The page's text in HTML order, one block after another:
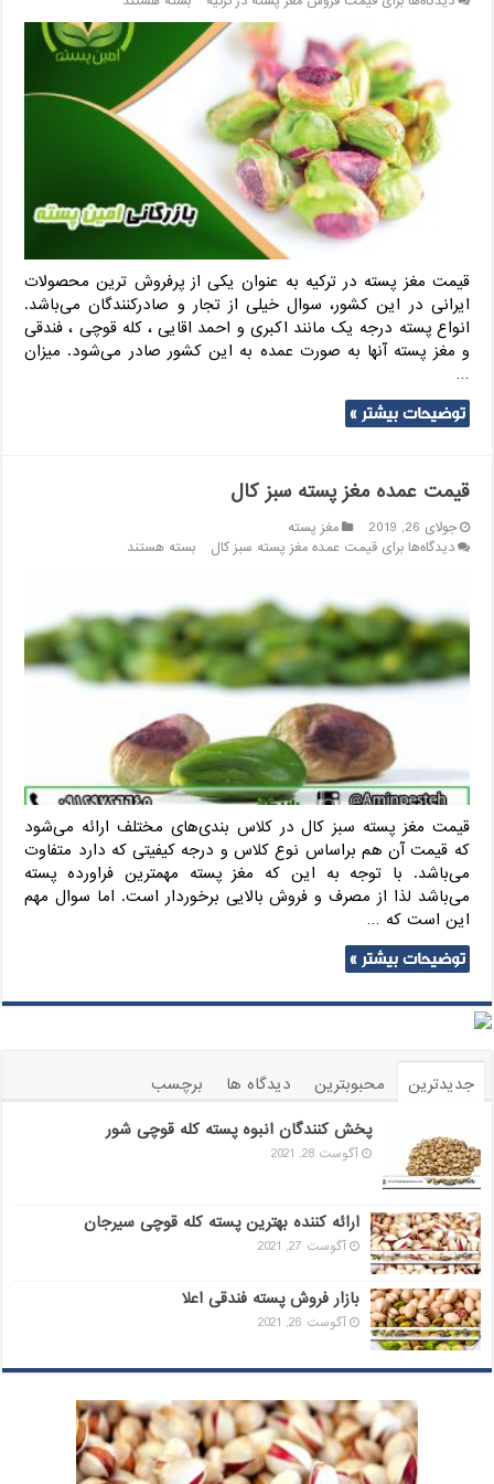
قیمت مغز پسته در ترکیه به عنوان یکی از پرفروش ترین محصولات
ایرانی در این کشور، سوال خیلی از تجار و صادرکنندگان می‌باشد.
انواع پسته درجه یک مانند اکبری و احمد اقایی ، کله قوچی ، فندقی
و مغز پسته آنها به صورت عمده به این کشور صادر می‌شود. میزان
…
توضیحات بیشتر »
قیمت عمده مغز پسته سبز کال
جولای 26, 2019
مغز پسته
دیدگاه‌هابرای قیمت عمده مغز پسته سبز کال بسته هستند
قیمت مغز پسته سبز کال در کلاس بندی‌های مختلف ارائه می‌شود
که قیمت آن هم براساس نوع کلاس و درجه کیفیتی که دارد متفاوت
می‌باشد. با توجه به این که مغز پسته مهمترین فراورده پسته
می‌باشد لذا از مصرف و فروش بالایی برخوردار است. اما سوال مهم
این است که …
توضیحات بیشتر »
جدیدترین محبوبترین دیدگاه ها
برچسب
پخش کنندگان انبوه پسته کله قوچی شور
آگوست 28, 2021
ارائه کننده بهترین پسته کله قوچی سیرجان
آگوست 27, 2021
بازار فروش پسته فندقی اعلا
آگوست 26, 2021